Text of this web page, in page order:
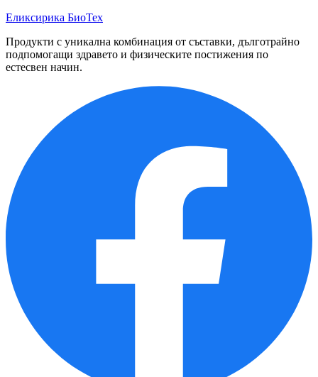
Еликсирика БиоТех
Продукти с уникална комбинация от съставки, дълготрайно
подпомогащи здравето и физическите постижения по
естесвен начин.